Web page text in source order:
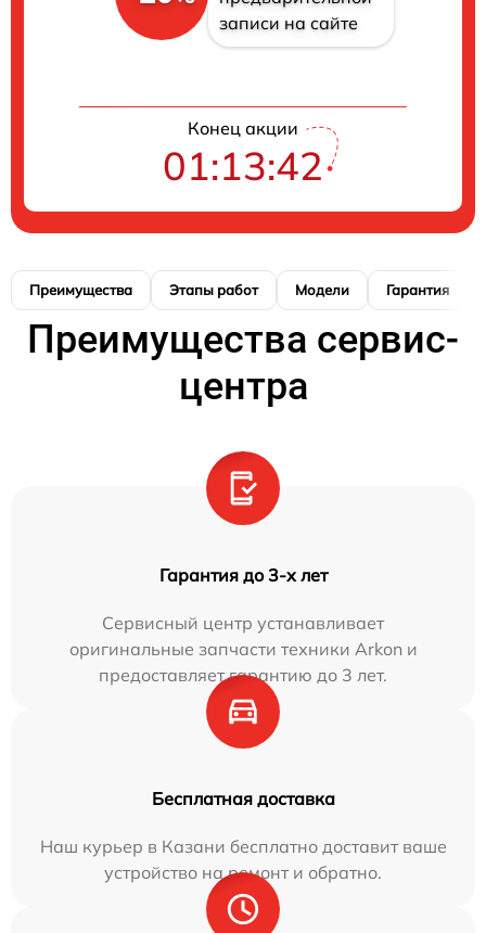
записи на сайте
Конец акции
01:13:41
Преимущества Этапы работ Модели Гарантия
Преимущества сервис-
центра
Гарантия до 3-х лет
Сервисный центр устанавливает
оригинальные запчасти техники Arkon и
предоставляет гарантию до 3 лет.
Бесплатная доставка
Наш курьер в Казани бесплатно доставит ваше
устройство на ремонт и обратно.